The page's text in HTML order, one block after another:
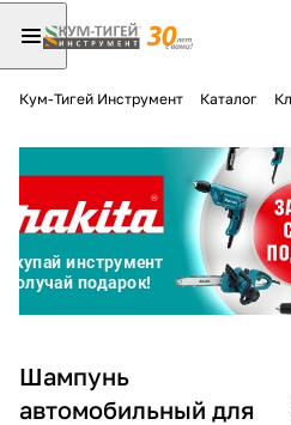
Кум-Тигей Инструмент Каталог
Шампунь
автомобильный для
Разбейте
оплатуна части
без переплат
График платежей